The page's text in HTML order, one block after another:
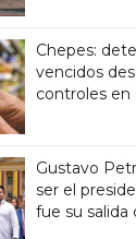
Chepes:
vencidos
controles en
Gustavo
ser el
fue su salida